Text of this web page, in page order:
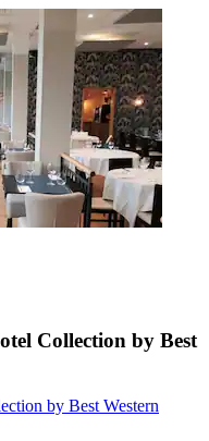
Collection by Best
by Best Western